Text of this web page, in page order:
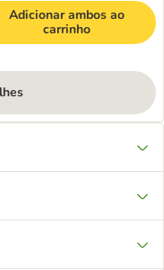
Adicionar ambos ao
carrinho